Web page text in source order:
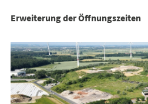
Erweiterung der Öffnungszeiten